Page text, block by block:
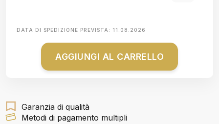
DATA DI SPEDIZIONE PREVISTA: 11.08.2026
AGGIUNGI AL CARRELLO
Garanzia di qualità
Metodi di pagamento multipli